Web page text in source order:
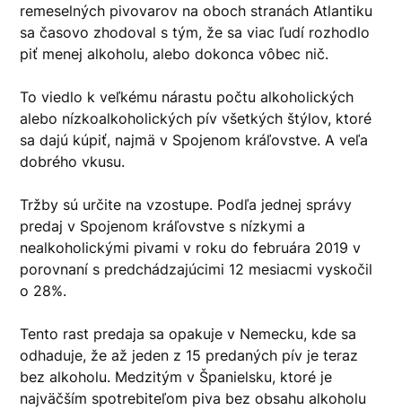
remeselných pivovarov na oboch stranách Atlantiku
sa časovo zhodoval s tým, že sa viac ľudí rozhodlo
piť menej alkoholu, alebo dokonca vôbec nič.
To viedlo k veľkému nárastu počtu alkoholických
alebo nízkoalkoholických pív všetkých štýlov, ktoré
sa dajú kúpiť, najmä v Spojenom kráľovstve. A veľa
dobrého vkusu.
Tržby sú určite na vzostupe. Podľa jednej správy
predaj v Spojenom kráľovstve s nízkymi a
nealkoholickými pivami v roku do februára 2019 v
porovnaní s predchádzajúcimi 12 mesiacmi vyskočil
o 28%.
Tento rast predaja sa opakuje v Nemecku, kde sa
odhaduje, že až jeden z 15 predaných pív je teraz
bez alkoholu. Medzitým v Španielsku, ktoré je
najväčším spotrebiteľom piva bez obsahu alkoholu